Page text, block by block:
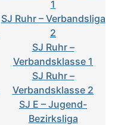
1
SJ Ruhr – Verbandsliga
2
SJ Ruhr –
Verbandsklasse 1
SJ Ruhr –
Verbandsklasse 2
SJ E – Jugend-
Bezirksliga